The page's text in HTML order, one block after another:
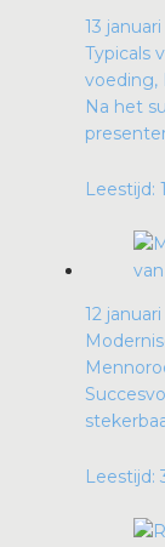
13
Typicals
voeding,
Na het
Leestijd:
12
Leestijd: